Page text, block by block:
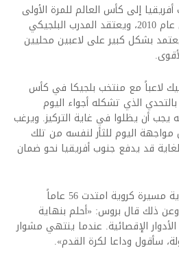
إلى كأس العالم للمرة الأولى
منذ استضافتها البطولة في عام 2010، ويعتقد المدرب البلجيكي
بشكل كبير على لاعبين محليين
لاعباً مع منتخب بلجيكا في كأس
1986 وخرج خاسراً 1-2، بالتحدي الذي تشكله أجواء اليوم
يجب أن يظلوا في غاية التركيز. ويرغب
مواجهة اليوم للثأر لنفسه من تلك
قد يدفع جنوب أفريقيا نحو ضمان
وتُمثل كأس العالم 2026 نهاية مسيرة كروية امتدت 56 عاماً
وعن ذلك قال بروس: «أحلم بنهاية
الإقصائية. عندما ينتهي مشوار
سأقول وداعا لكرة القدم».